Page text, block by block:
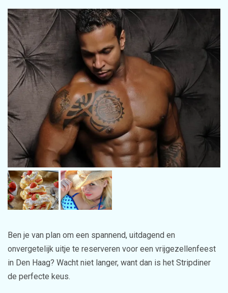
Ben je van plan om een spannend, uitdagend en
onvergetelijk uitje te reserveren voor een vrijgezellenfeest
in Den Haag? Wacht niet langer, want dan is het Stripdiner
de perfecte keus.